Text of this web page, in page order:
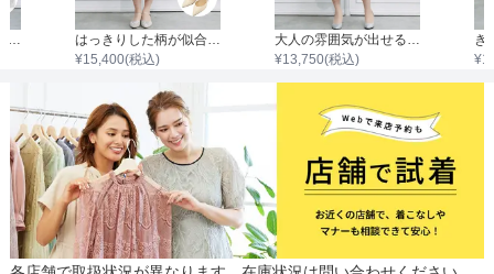
透明感を感じる私はこれ♡（ブルべ夏）
はっきりした柄が似合う私はこれ♡（ブルべ冬）
¥15,400(税込)
大人の雰囲気が出せるようになった私♡（ナチュラル）
¥13,750(税込)
き
¥